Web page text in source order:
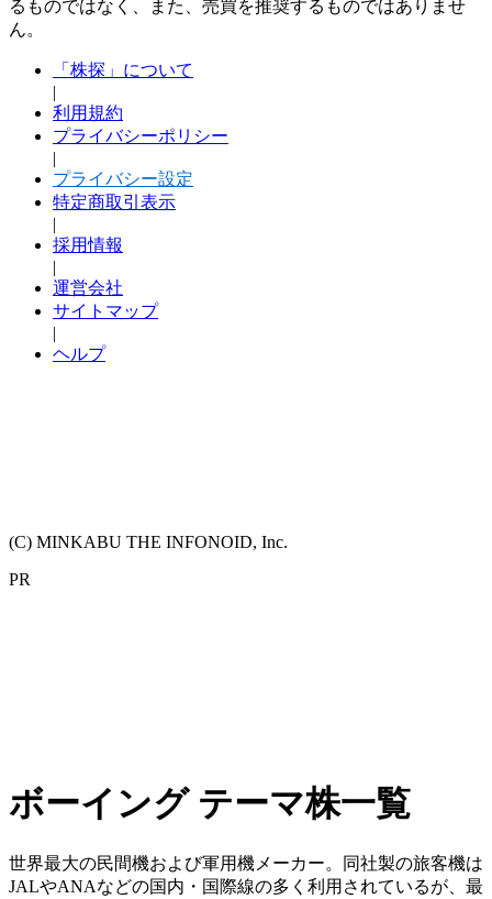
るものではなく、また、売買を推奨するものではありませ
ん。
「株探」について
|
利用規約
プライバシーポリシー
|
プライバシー設定
特定商取引表示
|
採用情報
|
運営会社
サイトマップ
|
ヘルプ
(C) MINKABU THE INFONOID, Inc.
PR
ボーイング テーマ株一覧
世界最大の民間機および軍用機メーカー。同社製の旅客機は
JALやANAなどの国内・国際線の多く利用されているが、最